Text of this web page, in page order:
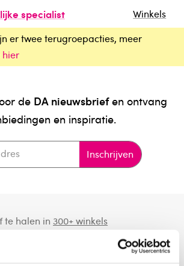
specialist
Winkels
er twee terugroepacties, meer
hier
de DA nieuwsbriefen ontvang
en inspiratie.
Inschrijven
te halen in300+ winkels